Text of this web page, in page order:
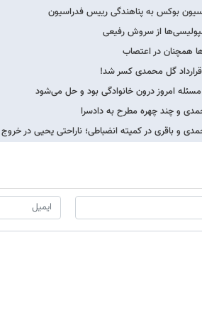
بوکس به پناهندگی رییس فدراسیون
از سروش رفیعی
همچنان در اعتصاب
امروز درون خانوادگی بود و حل می‌شود
و چند چهره مطرح به دادسرا
و باقری در کمیته انضباطی؛ ناراحتی یحیی در خروج